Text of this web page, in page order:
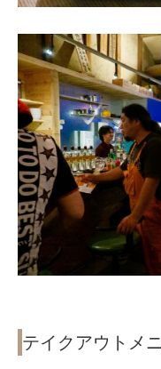
テイクアウトメ